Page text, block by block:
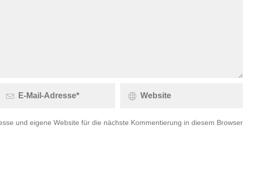
und eigene Website für die nächste Kommentierung in diesem Browser